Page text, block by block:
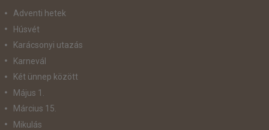
Adventi hetek
Húsvét
Karácsonyi utazás
Karnevál
Két ünnep között
Május 1.
Március 15.
Mikulás